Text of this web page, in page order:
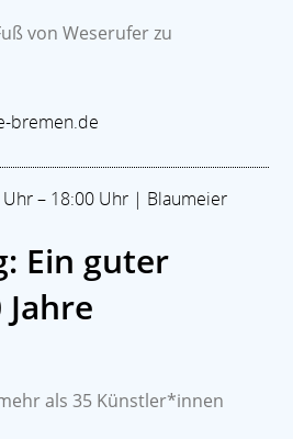
von Weserufer zu
bremen.de
– 18:00 Uhr | Blaumeier
Ein guter
als 35 Künstler*innen